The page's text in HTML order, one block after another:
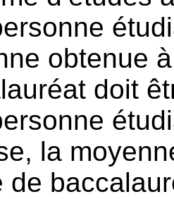
obtenue
doit
la
de